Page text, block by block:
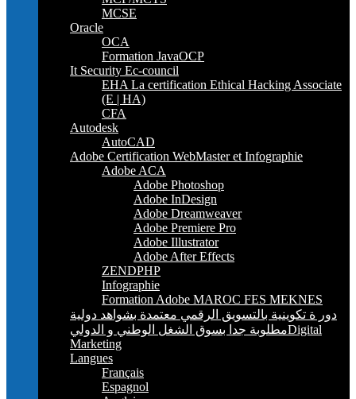
MCSE
Oracle
OCA
Formation JavaOCP
It Security Ec-council
EHA La certification Ethical Hacking Associate
(E | HA)
CFA
Autodesk
AutoCAD
Adobe Certification WebMaster et Infographie
Adobe ACA
Adobe Photoshop
Adobe InDesign
Adobe Dreamweaver
Adobe Premiere Pro
Adobe Illustrator
Adobe After Effects
ZENDPHP
Infographie
Formation Adobe MAROC FES MEKNES
دور ة تكوينية بالتسويق الرقمي معتمدة بشواهد دولية
مطلوبة جدا بسوق الشغل الوطني و الدوليDigital
Marketing
Langues
Français
Espagnol